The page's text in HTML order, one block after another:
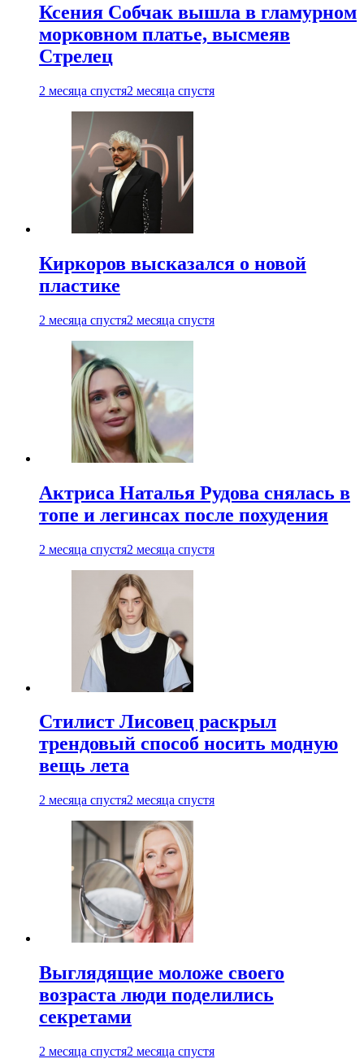
Ксения Собчак вышла в гламурном
морковном платье, высмеяв
Стрелец
2 месяца спустя2 месяца спустя
Киркоров высказался о новой
пластике
2 месяца спустя2 месяца спустя
Актриса Наталья Рудова снялась в
топе и легинсах после похудения
2 месяца спустя2 месяца спустя
Стилист Лисовец раскрыл
трендовый способ носить модную
вещь лета
2 месяца спустя2 месяца спустя
Выглядящие моложе своего
возраста люди поделились
секретами
2 месяца спустя2 месяца спустя